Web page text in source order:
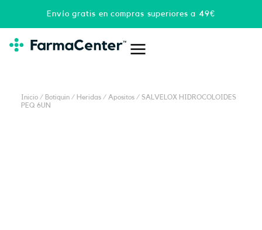
Envío gratis en compras superiores a 49€
Inicio / Botiquin / Heridas / Apositos / SALVELOX HIDROCOLOIDES
PEQ 6UN